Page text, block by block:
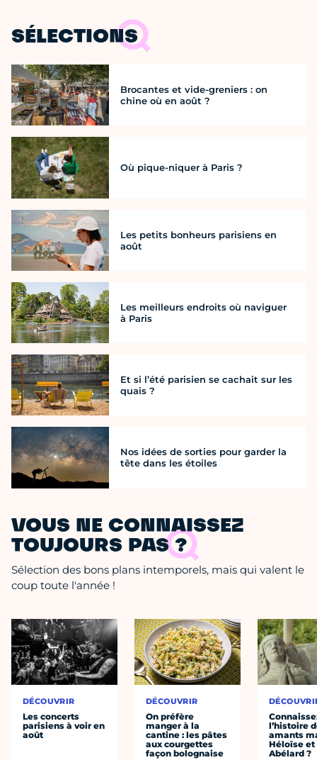
SÉLECTIONS
Brocantes et vide-greniers : on
chine où en août ?
Où pique-niquer à Paris ?
Les petits bonheurs parisiens en
août
Les meilleurs endroits où naviguer
à Paris
Et si l’été parisien se cachait sur les
quais ?
Nos idées de sorties pour garder la
tête dans les étoiles
VOUS NE CONNAISSEZ
TOUJOURS PAS ?
Sélection des bons plans intemporels, mais qui valent le
coup toute l'année !
DÉCOUVRIR
Les concerts
parisiens à voir en
août
DÉCOUVRIR
On préfère
manger à la
cantine : les pâtes
aux courgettes
façon bolognaise
l’histoire
amants
Héloïse et
Abélard ?